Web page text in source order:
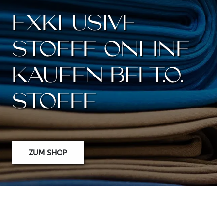
EXKLUSIVE
STOFFE ONLINE
KAUFEN BEI T.O.
STOFFE
ZUM SHOP